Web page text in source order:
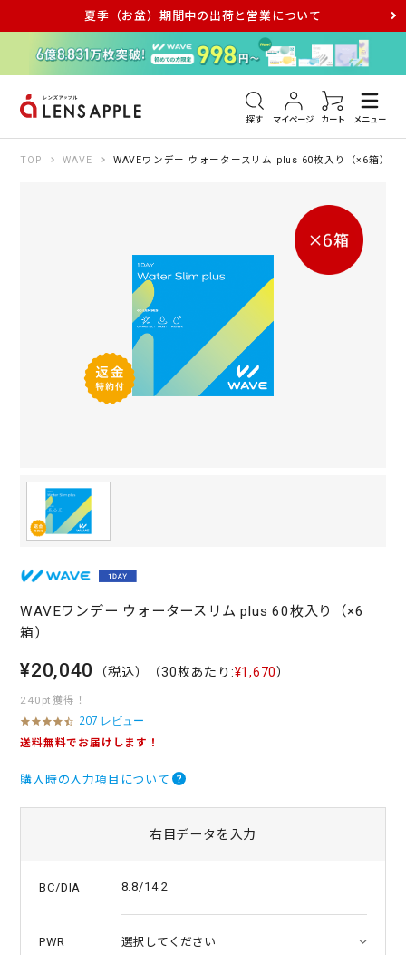
夏季（お盆）期間中の出荷と営業について
探す マイページ カート メニュー
アキュビュー メダリスト メガネ
TOP WAVE WAVEワンデー ウォータースリム plus 60枚入り（×6箱）
WAVEワンデー ウォータースリム plus 60枚入り（×6
箱）
¥20,040 （税込） （30枚あたり:¥1,670）
240pt獲得！
4
.
t
n
207 レビュー
送料無料でお届けします！
購入時の入力項目について
右目データを入力
BC/DIA 8.8/14.2
PWR